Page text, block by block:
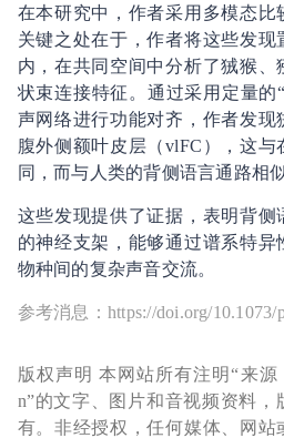
在本研究中，作者采用多模态比
关键之处在于，作者将这些发现
内，在共同空间中分析了狨猴、
状束连接特征。通过采用定量的
声网络进行功能对齐，作者发现
腹外侧额叶皮层（vlFC），这
同，而与人类的背侧语言通路相似
这些发现提供了证据，表明背侧
的神经支架，能够通过谱系特
物种间的复杂声音交流。
参考消息：https://doi.org/10.1073/
版权声明 本网站所有注明“来源
n”的文字、图片和音视频资料
有。非经授权，任何媒体、网站